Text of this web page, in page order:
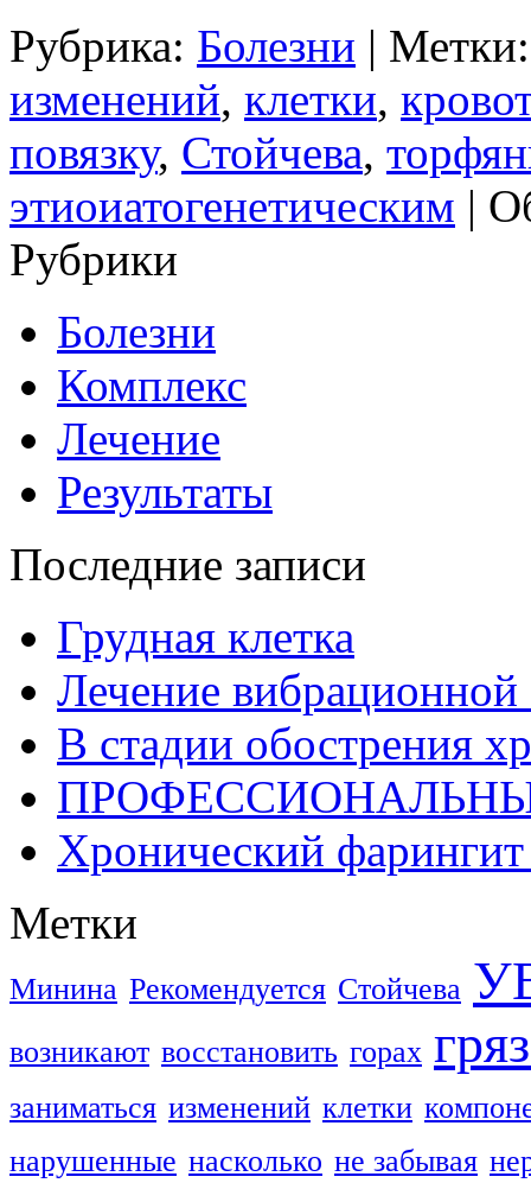
Рубрика: Болезни |
изменений, клетки,
повязку, Стойчева,
этиоиатогенетическим |
Рубрики
Болезни
Комплекс
Лечение
Результаты
Последние записи
Грудная клетка
Лечение вибрационной
В стадии обострения
Хронический фарингит
Метки
Минина Рекомендуется Стойчева
возникают восстановить горах
заниматься изменений клетки
нарушенные насколько не забывая